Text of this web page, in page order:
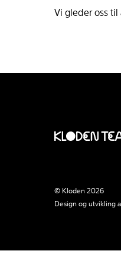
Vi gleder oss
© Kloden 2026
Design og utvikling